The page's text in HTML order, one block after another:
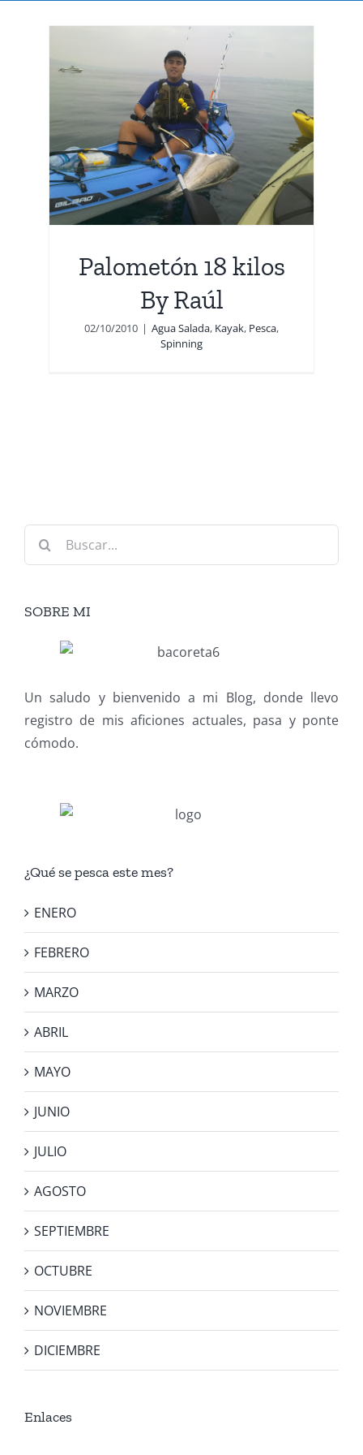
Palometón 18 kilos
By Raúl
02/10/2010 | Agua Salada, Kayak, Pesca,
Spinning
Buscar:
SOBRE MI
Un saludo y bienvenido a mi Blog, donde llevo
registro de mis aficiones actuales, pasa y ponte
cómodo.
¿Qué se pesca este mes?
ENERO
FEBRERO
MARZO
ABRIL
MAYO
JUNIO
JULIO
AGOSTO
SEPTIEMBRE
OCTUBRE
NOVIEMBRE
DICIEMBRE
Enlaces